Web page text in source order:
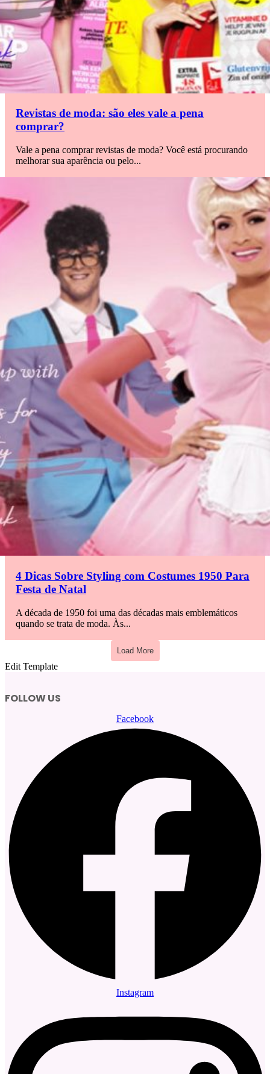
Revistas de moda: são eles vale a pena
comprar?
Vale a pena comprar revistas de moda? Você está procurando
melhorar sua aparência ou pelo...
4 Dicas Sobre Styling com Costumes 1950 Para
Festa de Natal
A década de 1950 foi uma das décadas mais emblemáticos
quando se trata de moda. Às...
Load More
Edit Template
FOLLOW US
Facebook
Instagram